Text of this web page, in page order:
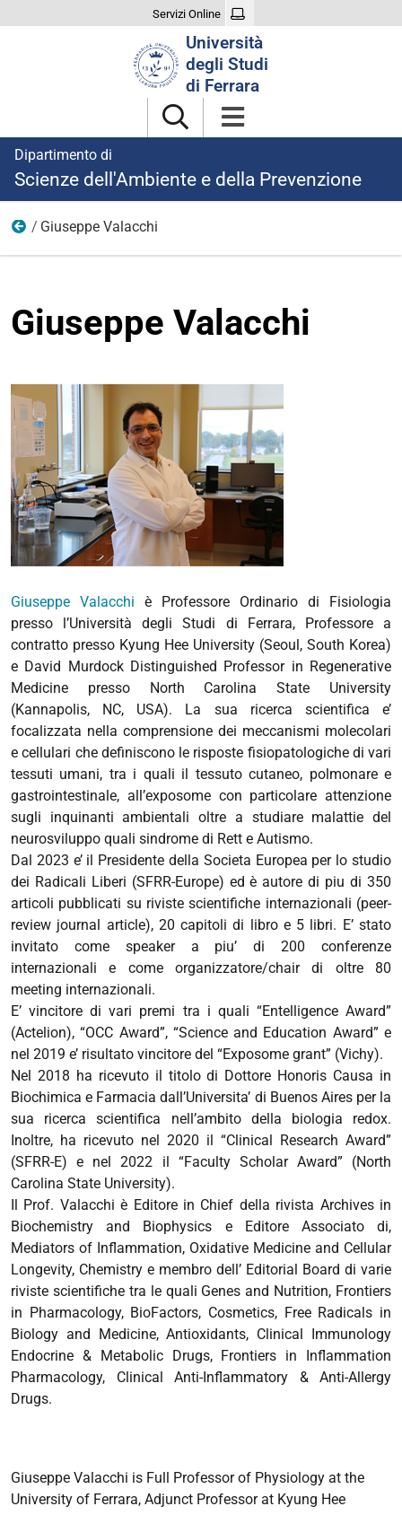
Servizi Online
Università
degli Studi
di Ferrara
Dipartimento di
Scienze dell'Ambiente e della Prevenzione
Professori di Prima Fascia
Giuseppe Valacchi
Giuseppe Valacchi
Giuseppe Valacchi è Professore Ordinario di Fisiologia
presso l’Università degli Studi di Ferrara, Professore a
contratto presso Kyung Hee University (Seoul, South Korea)
e David Murdock Distinguished Professor in Regenerative
Medicine presso North Carolina State University
(Kannapolis, NC, USA). La sua ricerca scientifica e’
focalizzata nella comprensione dei meccanismi molecolari
e cellulari che definiscono le risposte fisiopatologiche di vari
tessuti umani, tra i quali il tessuto cutaneo, polmonare e
gastrointestinale, all’exposome con particolare attenzione
sugli inquinanti ambientali oltre a studiare malattie del
neurosviluppo quali sindrome di Rett e Autismo.
Dal 2023 e’ il Presidente della Societa Europea per lo studio
dei Radicali Liberi (SFRR-Europe) ed è autore di piu di 350
articoli pubblicati su riviste scientifiche internazionali (peer-
review journal article), 20 capitoli di libro e 5 libri. E’ stato
invitato come speaker a piu’ di 200 conferenze
internazionali e come organizzatore/chair di oltre 80
meeting internazionali.
E’ vincitore di vari premi tra i quali “Entelligence Award”
(Actelion), “OCC Award”, “Science and Education Award” e
nel 2019 e’ risultato vincitore del “Exposome grant” (Vichy).
Nel 2018 ha ricevuto il titolo di Dottore Honoris Causa in
Biochimica e Farmacia dall’Universita’ di Buenos Aires per la
sua ricerca scientifica nell’ambito della biologia redox.
Inoltre, ha ricevuto nel 2020 il “Clinical Research Award”
(SFRR-E) e nel 2022 il “Faculty Scholar Award” (North
Carolina State University).
Il Prof. Valacchi è Editore in Chief della rivista Archives in
Biochemistry and Biophysics e Editore Associato di,
Mediators of Inflammation, Oxidative Medicine and Cellular
Longevity, Chemistry e membro dell’ Editorial Board di varie
riviste scientifiche tra le quali Genes and Nutrition, Frontiers
in Pharmacology, BioFactors, Cosmetics, Free Radicals in
Biology and Medicine, Antioxidants, Clinical Immunology
Endocrine & Metabolic Drugs, Frontiers in Inflammation
Pharmacology, Clinical Anti-Inflammatory & Anti-Allergy
Drugs.
Giuseppe Valacchi is Full Professor of Physiology at the
University of Ferrara, Adjunct Professor at Kyung Hee